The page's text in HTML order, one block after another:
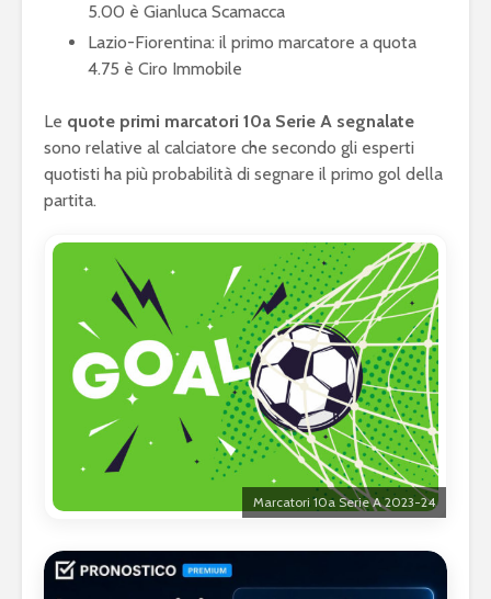
5.00 è Gianluca Scamacca
Lazio-Fiorentina: il primo marcatore a quota
4.75 è Ciro Immobile
Le quote primi marcatori 10a Serie A segnalate
sono relative al calciatore che secondo gli esperti
quotisti ha più probabilità di segnare il primo gol della
partita.
Marcatori 10a Serie A 2023-24